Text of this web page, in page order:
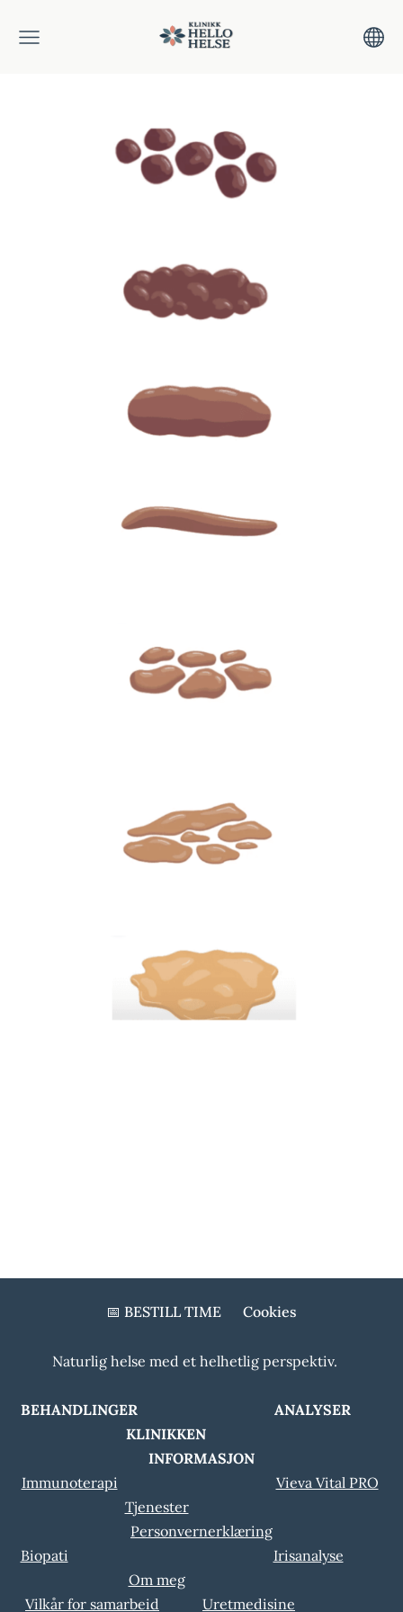
📅 BESTILL TIME Cookies
Naturlig helse med et helhetlig perspektiv.
BEHANDLINGER ANALYSER
KLINIKKEN
INFORMASJON
Immunoterapi
Vieva Vital PRO
Tjenester
Personvernerklæring
Biopati
Irisanalyse
Om meg
Vilkår for samarbeid
Uretmedisine